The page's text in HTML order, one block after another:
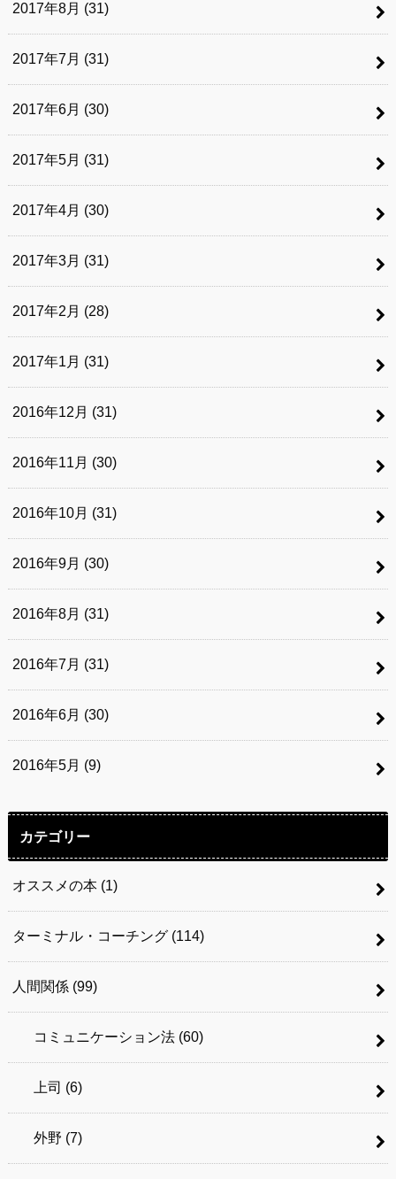
2017年8月 (31)
2017年7月 (31)
2017年6月 (30)
2017年5月 (31)
2017年4月 (30)
2017年3月 (31)
2017年2月 (28)
2017年1月 (31)
2016年12月 (31)
2016年11月 (30)
2016年10月 (31)
2016年9月 (30)
2016年8月 (31)
2016年7月 (31)
2016年6月 (30)
2016年5月 (9)
カテゴリー
オススメの本 (1)
ターミナル・コーチング (114)
人間関係 (99)
コミュニケーション法 (60)
上司 (6)
外野 (7)